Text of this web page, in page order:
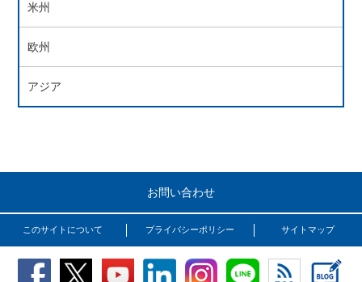
米州
欧州
アジア
お問い合わせ
このサイトについて プライバシーポリシー サイトマップ